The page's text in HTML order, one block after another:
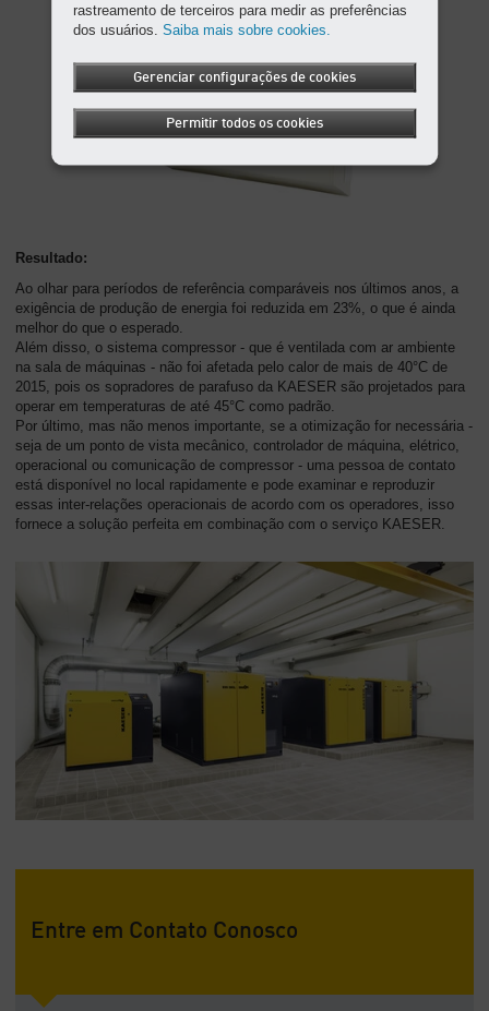
Resultado:
Ao olhar para períodos de referência comparáveis nos últimos anos, a
exigência de produção de energia foi reduzida em 23%, o que é ainda
melhor do que o esperado.
Além disso, o sistema compressor - que é ventilada com ar ambiente
na sala de máquinas - não foi afetada pelo calor de mais de 40°C de
2015, pois os sopradores de parafuso da KAESER são projetados para
operar em temperaturas de até 45°C como padrão.
Por último, mas não menos importante, se a otimização for necessária -
seja de um ponto de vista mecânico, controlador de máquina, elétrico,
operacional ou comunicação de compressor - uma pessoa de contato
está disponível no local rapidamente e pode examinar e reproduzir
essas inter-relações operacionais de acordo com os operadores, isso
fornece a solução perfeita em combinação com o serviço KAESER.
Entre em Contato Conosco
rastreamento de terceiros para medir as preferências
dos usuários.Saiba mais sobre cookies.
Gerenciar configurações de cookies
Permitir todos os cookies